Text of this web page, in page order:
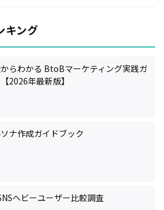
キング
らわかる BtoBマーケティング実践ガ
2026年最新版】
ナ作成ガイドブック
ヘビーユーザー比較調査